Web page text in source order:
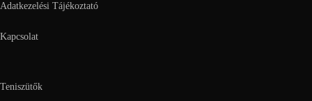
Adatkezelési Tájékoztató
Kapcsolat
Teniszütők